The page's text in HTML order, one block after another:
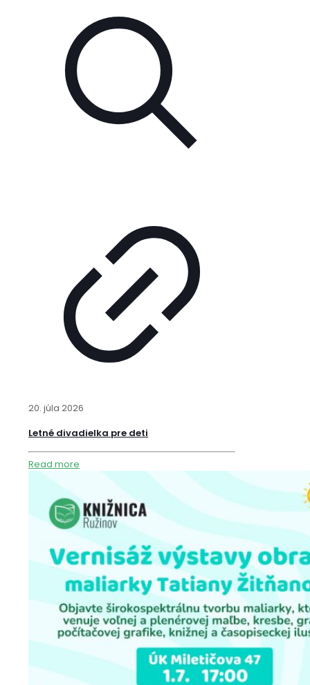
20. júla 2026
Letné divadielka pre deti
Read more